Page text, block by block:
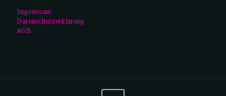
Impressum
Datenschutzerklärung
AGB